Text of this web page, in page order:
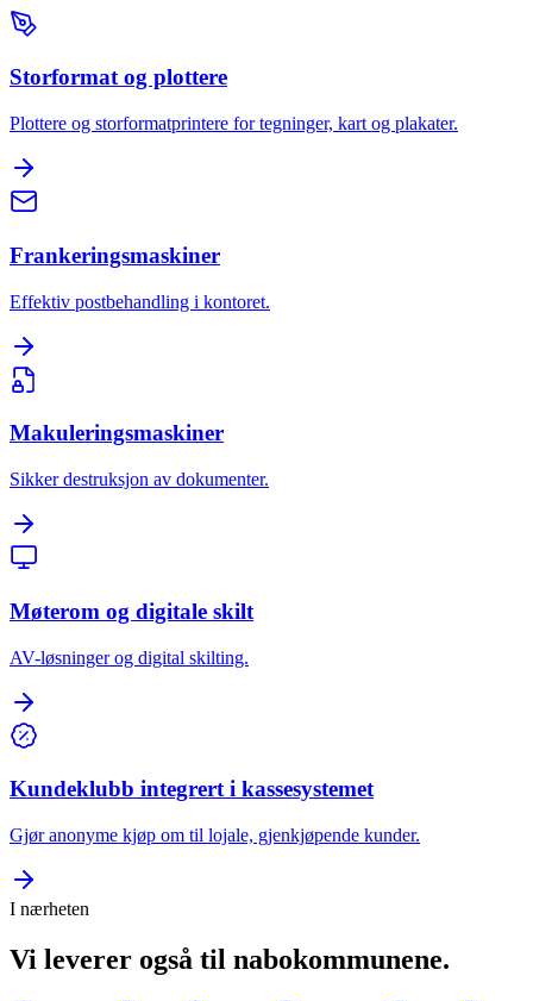
Storformat og plottere
Plottere og storformatprintere for tegninger, kart og plakater.
Frankeringsmaskiner
Effektiv postbehandling i kontoret.
Makuleringsmaskiner
Sikker destruksjon av dokumenter.
Møterom og digitale skilt
AV-løsninger og digital skilting.
Kundeklubb integrert i kassesystemet
Gjør anonyme kjøp om til lojale, gjenkjøpende kunder.
I nærheten
Vi leverer også til nabokommunene.